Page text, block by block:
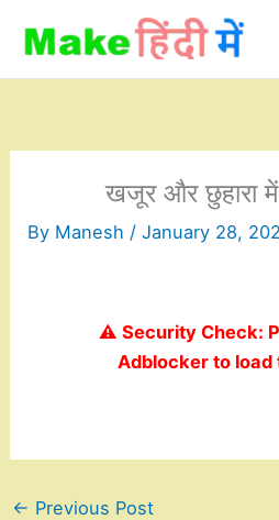
content
खजूर और छुहारा
By Manesh /January 28,
⚠️ Security Check:
Adblocker to load
← Previous Post